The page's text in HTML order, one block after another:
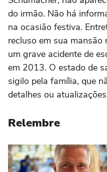
do irmão. Não há
na ocasião festiva.
recluso em sua mansão
um grave acidente de
em 2013. O estado de
sigilo pela família, que
detalhes ou
Relembre